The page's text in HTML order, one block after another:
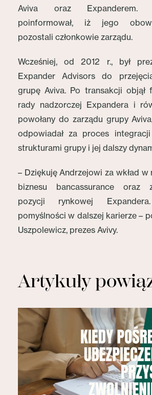
Aviva oraz Expanderem.
poinformował, iż jego
pozostali członkowie zarządu.
Wcześniej, od 2012 r., był
Expander Advisors do
grupę Aviva. Po transakcji objął
rady nadzorczej Expandera i
powołany do zarządu grupy
odpowiadał za proces
strukturami grupy i jej dalszy
– Dziękuję Andrzejowi za wkład
biznesu bancassurance oraz
pozycji rynkowej
pomyślności w dalszej karierze –
Uszpolewicz, prezes Avivy.
Artykuły